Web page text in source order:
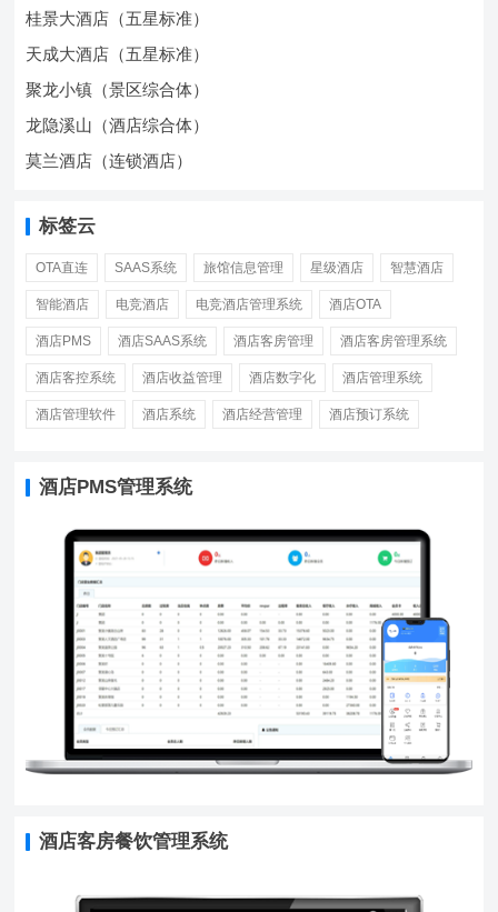
桂景大酒店（五星标准）
天成大酒店（五星标准）
聚龙小镇（景区综合体）
龙隐溪山（酒店综合体）
莫兰酒店（连锁酒店）
标签云
OTA直连 SAAS系统 旅馆信息管理 星级酒店 智慧酒店
智能酒店 电竞酒店 电竞酒店管理系统 酒店OTA
酒店PMS 酒店SAAS系统 酒店客房管理 酒店客房管理系统
酒店客控系统 酒店收益管理 酒店数字化 酒店管理系统
酒店管理软件 酒店系统 酒店经营管理 酒店预订系统
酒店PMS管理系统
酒店客房餐饮管理系统